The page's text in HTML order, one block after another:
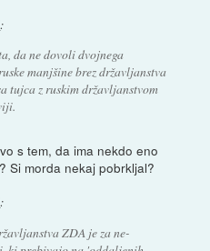
:
da ne dovoli dvojnega
manjšine brez državljanstva
tujca z ruskim državljanstvom
s tem, da ima nekdo eno
Si morda nekaj pobrkljal?
:
ZDA je za ne-